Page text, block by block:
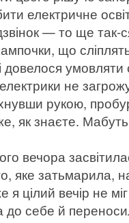
електричне
— то ще так-
що
довелося
не
рукою,
як знаєте. Мабуть,
вечора
яке затьмарила,
я цілий вечір не
себе й